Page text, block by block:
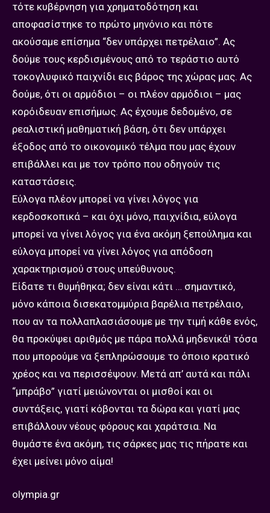
τότε κυβέρνηση για χρηματοδότηση και
αποφασίστηκε το πρώτο μηνόνιο και πότε
ακούσαμε επίσημα “δεν υπάρχει πετρέλαιο”. Ας
δούμε τους κερδισμένους από το τεράστιο αυτό
τοκογλυφικό παιχνίδι εις βάρος της χώρας μας. Ας
δούμε, ότι οι αρμόδιοι – οι πλέον αρμόδιοι – μας
κορόιδευαν επισήμως. Ας έχουμε δεδομένο, σε
ρεαλιστική μαθηματική βάση, ότι δεν υπάρχει
έξοδος από το οικονομικό τέλμα που μας έχουν
επιβάλλει και με τον τρόπο που οδηγούν τις
καταστάσεις.
Εύλογα πλέον μπορεί να γίνει λόγος για
κερδοσκοπικά – και όχι μόνο, παιχνίδια, εύλογα
μπορεί να γίνει λόγος για ένα ακόμη ξεπούλημα και
εύλογα μπορεί να γίνει λόγος για απόδοση
χαρακτηρισμού στους υπεύθυνους.
Είδατε τι θυμήθηκα; δεν είναι κάτι … σημαντικό,
μόνο κάποια δισεκατομμύρια βαρέλια πετρέλαιο,
που αν τα πολλαπλασιάσουμε με την τιμή κάθε ενός,
θα προκύψει αριθμός με πάρα πολλά μηδενικά! τόσα
που μπορούμε να ξεπληρώσουμε το όποιο κρατικό
χρέος και να περισσέψουν. Μετά απ’ αυτά και πάλι
“μπράβο” γιατί μειώνονται οι μισθοί και οι
συντάξεις, γιατί κόβονται τα δώρα και γιατί μας
επιβάλλουν νέους φόρους και χαράτσια. Να
θυμάστε ένα ακόμη, τις σάρκες μας τις πήρατε και
έχει μείνει μόνο αίμα!
olympia.gr